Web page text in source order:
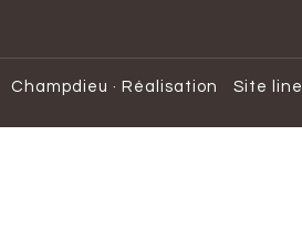
Champdieu · Réalisation Site line